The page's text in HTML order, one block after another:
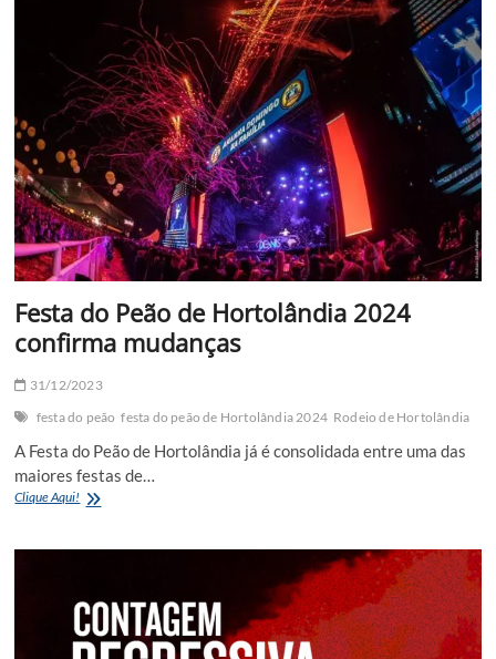
Santana,
Zé
Neto
e
Cristiano,
Ana
Castela
e
muito
mais
Festa do Peão de Hortolândia 2024
confirma mudanças
31/12/2023
festa do peão festa do peão de Hortolândia 2024 Rodeio de Hortolândia
A Festa do Peão de Hortolândia já é consolidada entre uma das
maiores festas de…
Clique Aqui! Festa
confirma
mudanças